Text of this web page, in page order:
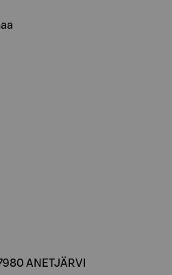
ANETJÄRVI